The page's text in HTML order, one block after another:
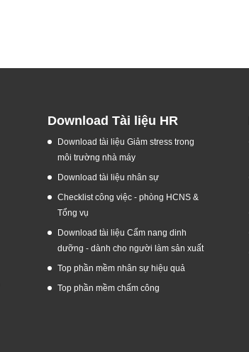
Download Tài liệu HR
Download tài liệu Giảm stress trong
môi trường nhà máy
Download tài liệu nhân sự
Checklist công việc - phòng HCNS &
Tổng vụ
Download tài liệu Cẩm nang dinh
dưỡng - dành cho người làm sản xuất
Top phần mềm nhân sự hiệu quả
Top phần mềm chấm công